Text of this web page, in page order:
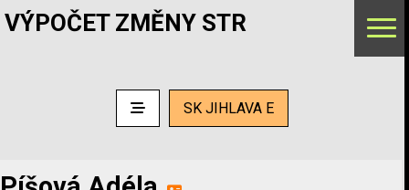
VÝPOČET ZMĚNY STR
SK JIHLAVA E